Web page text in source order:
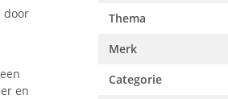
door
en
Thema
Merk
Categorie